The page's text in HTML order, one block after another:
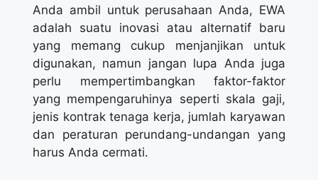
Anda ambil untuk perusahaan Anda, EWA
adalah suatu inovasi atau alternatif baru
yang memang cukup menjanjikan untuk
digunakan, namun jangan lupa Anda juga
perlu mempertimbangkan faktor-faktor
yang mempengaruhinya seperti skala gaji,
jenis kontrak tenaga kerja, jumlah karyawan
dan peraturan perundang-undangan yang
harus Anda cermati.